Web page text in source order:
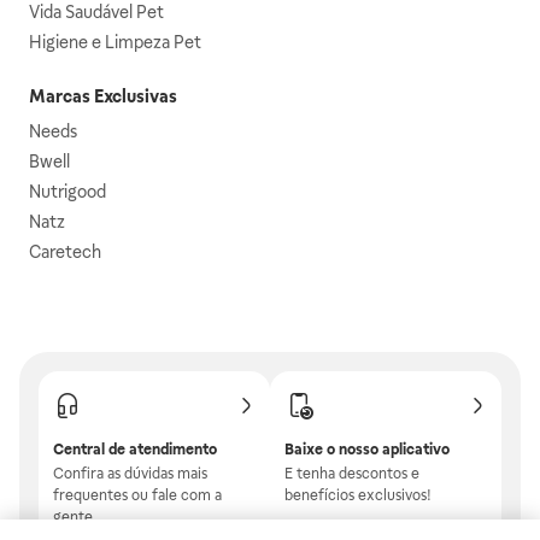
Vida Saudável Pet
Higiene e Limpeza Pet
Marcas Exclusivas
Needs
Bwell
Nutrigood
Natz
Caretech
Central de atendimento
Confira as dúvidas mais
frequentes ou fale com a
gente.
Baixe o nosso aplicativo
E tenha descontos e
benefícios exclusivos!